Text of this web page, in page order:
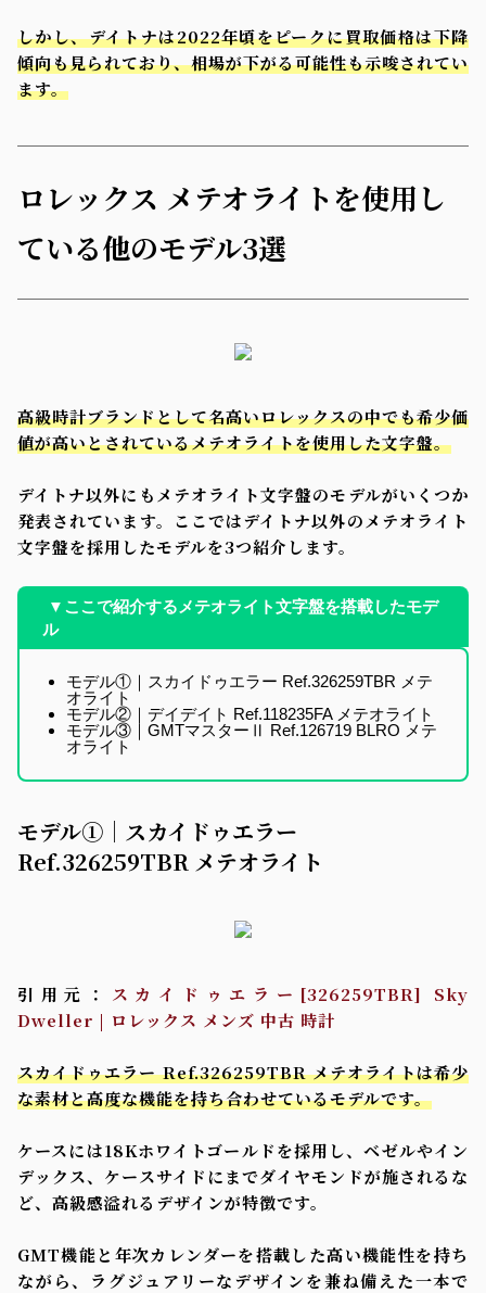
しかし、デイトナは2022年頃をピークに買取価格は下降
傾向も見られており、相場が下がる可能性も示唆されてい
ます。
ロレックス メテオライトを使用し
ている他のモデル3選
高級時計ブランドとして名高いロレックスの中でも希少価
値が高いとされているメテオライトを使用した文字盤。
デイトナ以外にもメテオライト文字盤のモデルがいくつか
発表されています。ここではデイトナ以外のメテオライト
文字盤を採用したモデルを3つ紹介します。
▼ここで紹介するメテオライト文字盤を搭載したモデ
ル
モデル①｜スカイドゥエラー Ref.326259TBR メテ
オライト
モデル②｜デイデイト Ref.118235FA メテオライト
モデル③｜GMTマスターⅡ Ref.126719 BLRO メテ
オライト
モデル①｜スカイドゥエラー
Ref.326259TBR メテオライト
引用元：
スカイドゥエラー[326259TBR] Sky
Dweller | ロレックス メンズ 中古 時計
スカイドゥエラー Ref.326259TBR メテオライトは希少
な素材と高度な機能を持ち合わせているモデルです。
ケースには18Kホワイトゴールドを採用し、ベゼルやイン
デックス、ケースサイドにまでダイヤモンドが施されるな
ど、高級感溢れるデザインが特徴です。
GMT機能と年次カレンダーを搭載した高い機能性を持ち
ながら、ラグジュアリーなデザインを兼ね備えた一本で